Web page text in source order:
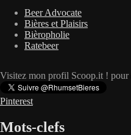
Beer Advocate
Bières et Plaisirs
Bièropholie
Ratebeer
Visitez mon profil Scoop.it ! pour
Pinterest
Mots-clefs